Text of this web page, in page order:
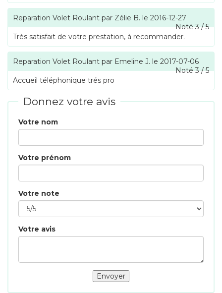
Reparation Volet Roulant par Zélie B. le 2016-12-27
Noté3/5
Très satisfait de votre prestation, à recommander.
Reparation Volet Roulant par Emeline J. le 2017-07-06
Noté3/5
Accueil téléphonique trés pro
Donnez votre avis
Votre nom
Votre prénom
Votre note
Votre avis